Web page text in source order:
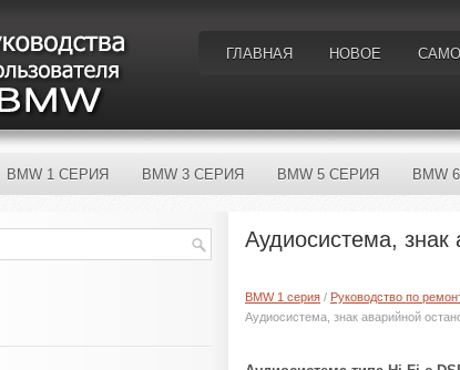
ГЛАВНАЯ НОВОЕ
BMW 1 СЕРИЯ BMW 3 СЕРИЯ BMW 5 СЕРИЯ BMW
Аудиосистема, знак
BMW 1 серия / Руководство по
Аудиосистема, знак аварийной